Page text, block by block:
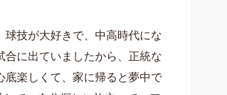
技が大好きで、中高時代にな
に出ていましたから、 正統な
楽しくて、家に帰ると夢中で